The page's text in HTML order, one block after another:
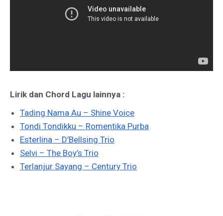
Lirik dan Chord Lagu lainnya :
Tading Nama Au – Shine Voice
Tondi Tondikku – Romentika Purba
Esterlina – D’Bellsing Trio
Selvi – The Boy’s Trio
Terlanjur Sayang – Century Trio